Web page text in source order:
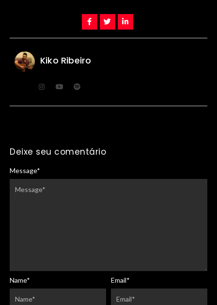
Kiko Ribeiro
Deixe seu comentário
Message*
Name* Email*